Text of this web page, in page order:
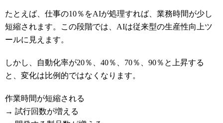
たとえば、仕事の10％をAIが処理すれば、業務時間が少し
短縮されます。この段階では、AIは従来型の生産性向上ツ
ールに見えます。
しかし、自動化率が20％、40％、70％、90％と上昇する
と、変化は比例的ではなくなります。
作業時間が短縮される
→ 試行回数が増える